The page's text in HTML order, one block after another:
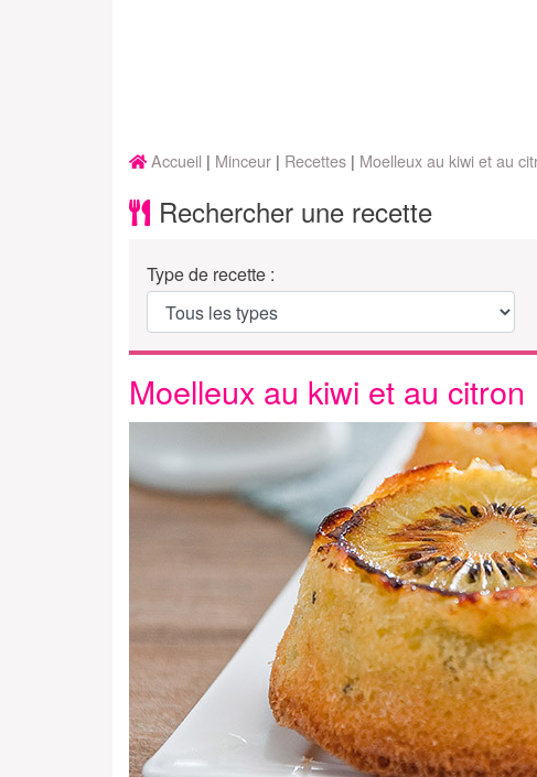
Accueil Minceur Recettes Moelleux au kiwi et au
Rechercher une recette
Type de recette :
Moelleux au kiwi et au citron